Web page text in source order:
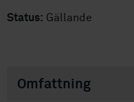
Status: Gällande
Omfattning